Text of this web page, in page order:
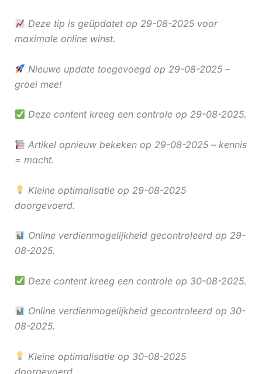
Deze tip is geüpdatet op 29-08-2025 voor
maximale online winst.
Nieuwe update toegevoegd op 29-08-2025 –
groei mee!
Deze content kreeg een controle op 29-08-2025.
Artikel opnieuw bekeken op 29-08-2025 – kennis
= macht.
Kleine optimalisatie op 29-08-2025
doorgevoerd.
Online verdienmogelijkheid gecontroleerd op 29-
08-2025.
Deze content kreeg een controle op 30-08-2025.
Online verdienmogelijkheid gecontroleerd op 30-
08-2025.
Kleine optimalisatie op 30-08-2025
doorgevoerd.